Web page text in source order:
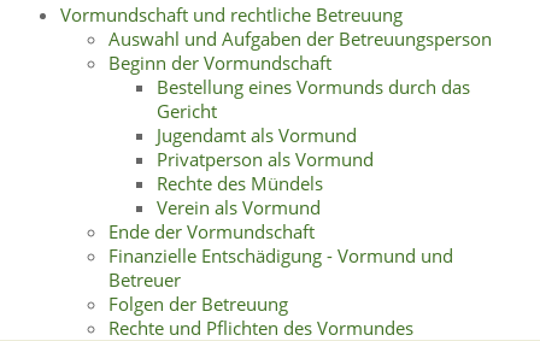
Vormundschaft und rechtliche Betreuung
Auswahl und Aufgaben der Betreuungsperson
Beginn der Vormundschaft
Bestellung eines Vormunds durch das
Gericht
Jugendamt als Vormund
Privatperson als Vormund
Rechte des Mündels
Verein als Vormund
Ende der Vormundschaft
Finanzielle Entschädigung - Vormund und
Betreuer
Folgen der Betreuung
Rechte und Pflichten des Vormundes